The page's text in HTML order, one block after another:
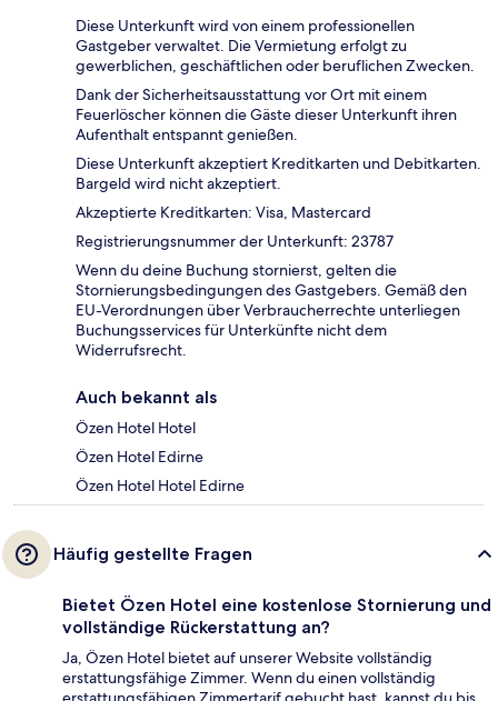
Diese Unterkunft wird von einem professionellen
Gastgeber verwaltet. Die Vermietung erfolgt zu
gewerblichen, geschäftlichen oder beruflichen Zwecken.
Dank der Sicherheitsausstattung vor Ort mit einem
Feuerlöscher können die Gäste dieser Unterkunft ihren
Aufenthalt entspannt genießen.
Diese Unterkunft akzeptiert Kreditkarten und Debitkarten.
Bargeld wird nicht akzeptiert.
Akzeptierte Kreditkarten: Visa, Mastercard
Registrierungsnummer der Unterkunft: 23787
Wenn du deine Buchung stornierst, gelten die
Stornierungsbedingungen des Gastgebers. Gemäß den
EU-Verordnungen über Verbraucherrechte unterliegen
Buchungsservices für Unterkünfte nicht dem
Widerrufsrecht.
Auch bekannt als
Özen Hotel Hotel
Özen Hotel Edirne
Özen Hotel Hotel Edirne
Häufig gestellte Fragen
Bietet Özen Hotel eine kostenlose Stornierung und
vollständige Rückerstattung an?
Ja, Özen Hotel bietet auf unserer Website vollständig
erstattungsfähige Zimmer. Wenn du einen vollständig